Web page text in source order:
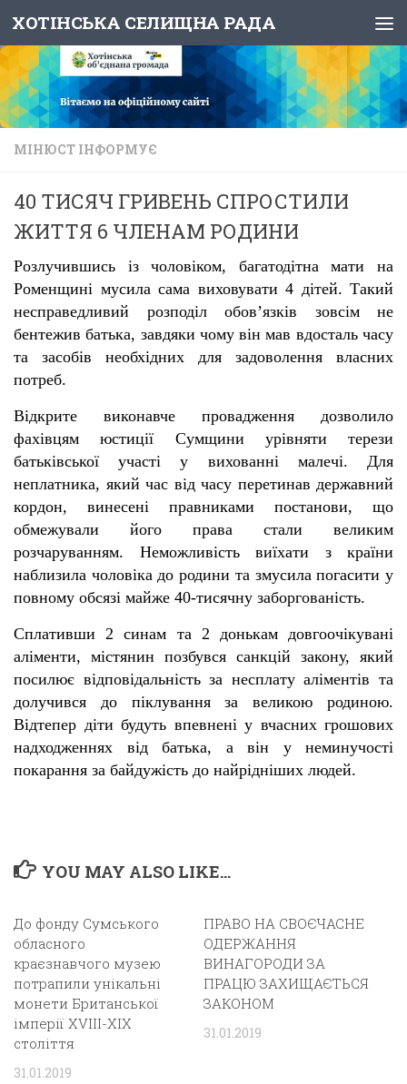
Skip to content
ХОТІНСЬКА СЕЛИЩНА РАДА
МІНЮСТ ІНФОРМУЄ
40 ТИСЯЧ ГРИВЕНЬ СПРОСТИЛИ
ЖИТТЯ 6 ЧЛЕНАМ РОДИНИ
Розлучившись із чоловіком, багатодітна мати на
Роменщині мусила сама виховувати 4 дітей. Такий
несправедливий розподіл обов’язків зовсім не
бентежив батька, завдяки чому він мав вдосталь часу
та засобів необхідних для задоволення власних
потреб.
Відкрите виконавче провадження дозволило
фахівцям юстиції Сумщини урівняти терези
батьківської участі у вихованні малечі. Для
неплатника, який час від часу перетинав державний
кордон, винесені правниками постанови, що
обмежували його права стали великим
розчаруванням. Неможливість виїхати з країни
наблизила чоловіка до родини та змусила погасити у
повному обсязі майже 40-тисячну заборгованість.
Сплативши 2 синам та 2 донькам довгоочікувані
аліменти, містянин позбувся санкцій закону, який
посилює відповідальність за несплату аліментів та
долучився до піклування за великою родиною.
Відтепер діти будуть впевнені у вчасних грошових
надходженнях від батька, а він у неминучості
покарання за байдужість до найрідніших людей.
YOU MAY ALSO LIKE...
До фонду Сумського
обласного
краєзнавчого музею
потрапили унікальні
монети Британської
імперії ХVІІІ-ХІХ
століття
31.01.2019
ПРАВО НА СВОЄЧАСНЕ
ОДЕРЖАННЯ
ВИНАГОРОДИ ЗА
ПРАЦЮ ЗАХИЩАЄТЬСЯ
ЗАКОНОМ
31.01.2019